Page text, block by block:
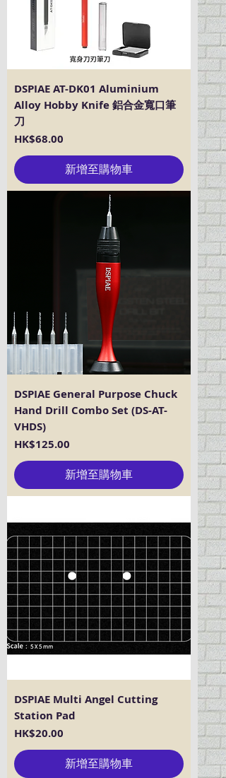
DSPIAE AT-DK01 Aluminium
Alloy Hobby Knife 鋁合金寬口筆
刀
價格
HK$68.00
新增至購物車
DSPIAE General Purpose Chuck
Hand Drill Combo Set (DS-AT-
VHDS)
價格
HK$125.00
新增至購物車
DSPIAE Multi Angel Cutting
Station Pad
價格
HK$20.00
新增至購物車